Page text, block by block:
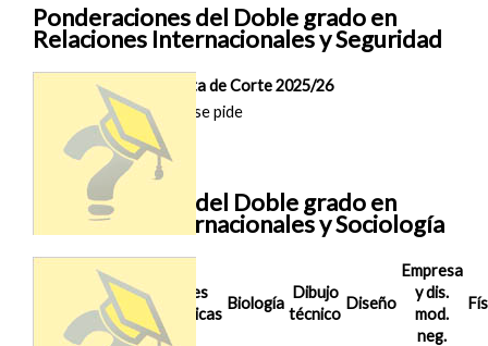
Ponderaciones del Doble grado en
Relaciones Internacionales y Seguridad
Nota de Corte 2025/26
Madrid (NEBRIJA)
No se pide
Ponderaciones del Doble grado en
Relaciones Internacionales y Sociología
Nota de
Corte
2025/26
Artes
escénicas
Biología
Dibujo
técnico
Diseño
Empresa
y dis.
mod.
neg.